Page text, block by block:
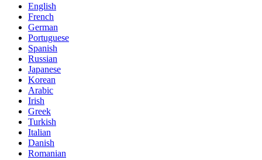
English
French
German
Portuguese
Spanish
Russian
Japanese
Korean
Arabic
Irish
Greek
Turkish
Italian
Danish
Romanian